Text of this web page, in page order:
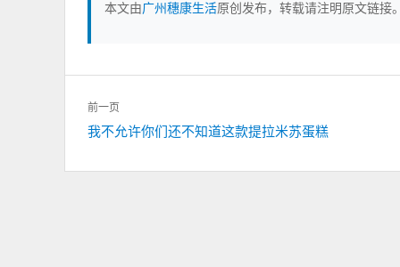
本文由广州穗康生活原创发布，转载请注明原文链接。
文
章
导
航
前一页
上
篇：
我不允许你们还不知道这款提拉米苏蛋糕